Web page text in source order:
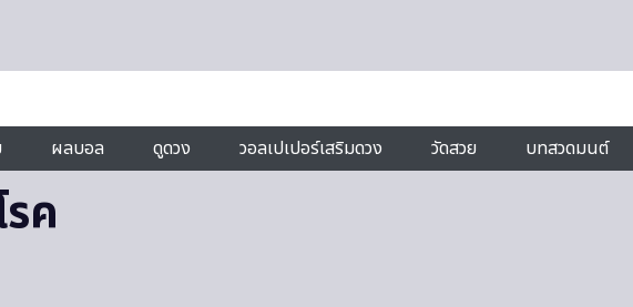
ผลบอล ดูดวง วอลเปเปอร์เสริมดวง วัดสวย บทสวดมนต์
ค